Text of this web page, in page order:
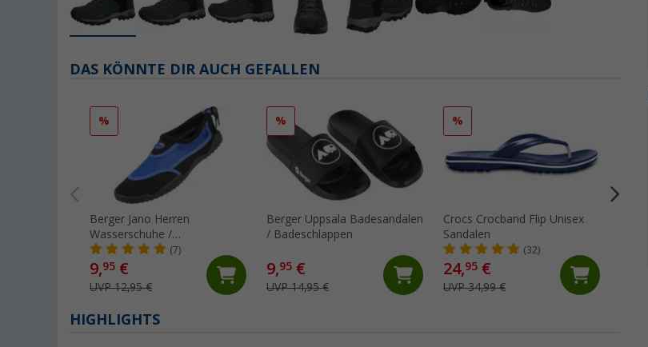
DAS KÖNNTE DIR AUCH GEFALLEN
%
Berger Jano Herren
Wasserschuhe /
Neoprenschuhe(7)
9,95 €
UVP 12,95 €
%
Berger Uppsala Badesandalen
/ Badeschlappen
9,95 €
UVP 14,95 €
%
Crocs Crocband Flip Unisex
Sandalen
(32)
24,95 €
UVP 34,99 €
HIGHLIGHTS